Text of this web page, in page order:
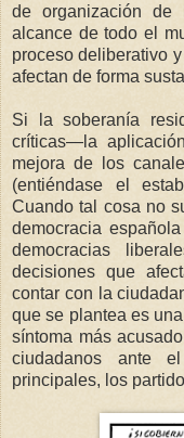
de organización de
alcance de todo el
proceso deliberativo
afectan de forma
Si la soberanía
críticas—la
mejora de los
(entiéndase el
Cuando tal cosa no
democracia
democracias
decisiones que
contar con la
que se plantea es
síntoma más
ciudadanos ante
principales, los